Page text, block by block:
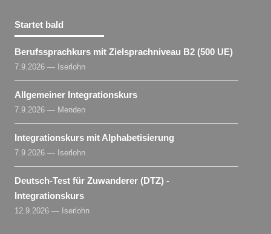
Startet bald
Berufssprachkurs mit Zielsprachniveau B2 (500 UE)
7.9.2026 — Iserlohn
Allgemeiner Integrationskurs
7.9.2026 — Menden
Integrationskurs mit Alphabetisierung
7.9.2026 — Iserlohn
Deutsch-Test für Zuwanderer (DTZ) -
Integrationskurs
12.9.2026 — Iserlohn